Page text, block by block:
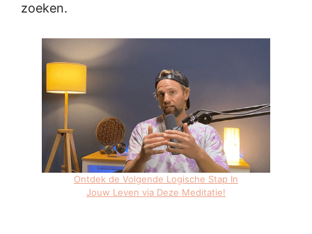
zoeken.
Ontdek de Volgende Logische Stap In
Jouw Leven via Deze Meditatie!